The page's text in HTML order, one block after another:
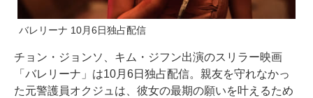
バレリーナ 10月6日独占配信
チョン・ジョンソ、キム・ジフン出演のスリラー映画
「バレリーナ」は10月6日独占配信。親友を守れなかっ
た元警護員オクジュは、彼女の最期の願いを叶えるため